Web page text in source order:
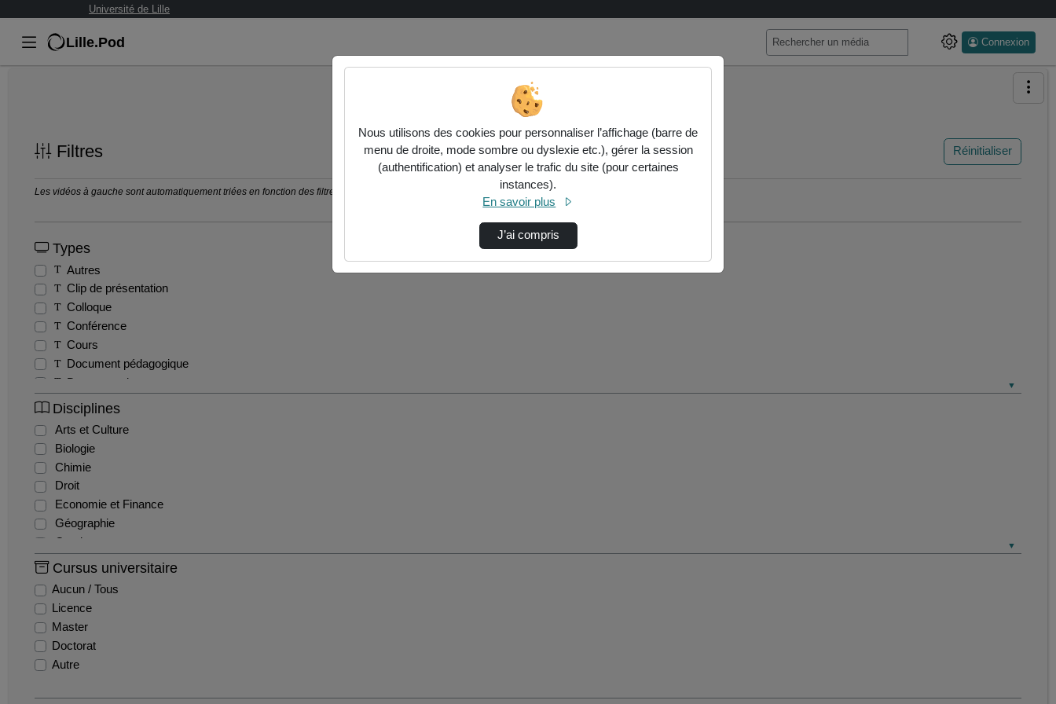
Université de Lille
Lille.Pod Connexion
Filtres Réinitialiser
Les vidéos à gauche sont automatiquement triées en fonction des filtres sélectionnés ci-dessous. Vérifiez les options pour ajuster les résultats.
Types
Autres
Clip de présentation
Colloque
Conférence
Cours
Document pédagogique
Documentaire
Exercice
Interview
Séminaire
Webinaire
Disciplines
Arts et Culture
Biologie
Chimie
Droit
Economie et Finance
Géographie
Gestion
Histoire
Cursus universitaire
Aucun / Tous
Licence
Master
Doctorat
Autre
Nous utilisons des cookies pour personnaliser l’affichage (barre de
menu de droite, mode sombre ou dyslexie etc.), gérer la session
(authentification) et analyser le trafic du site (pour certaines
instances).
En savoir plus
J’ai compris